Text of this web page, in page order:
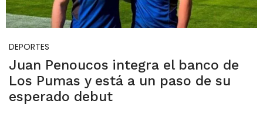
DEPORTES
Juan Penoucos integra el banco de
Los Pumas y está a un paso de su
esperado debut